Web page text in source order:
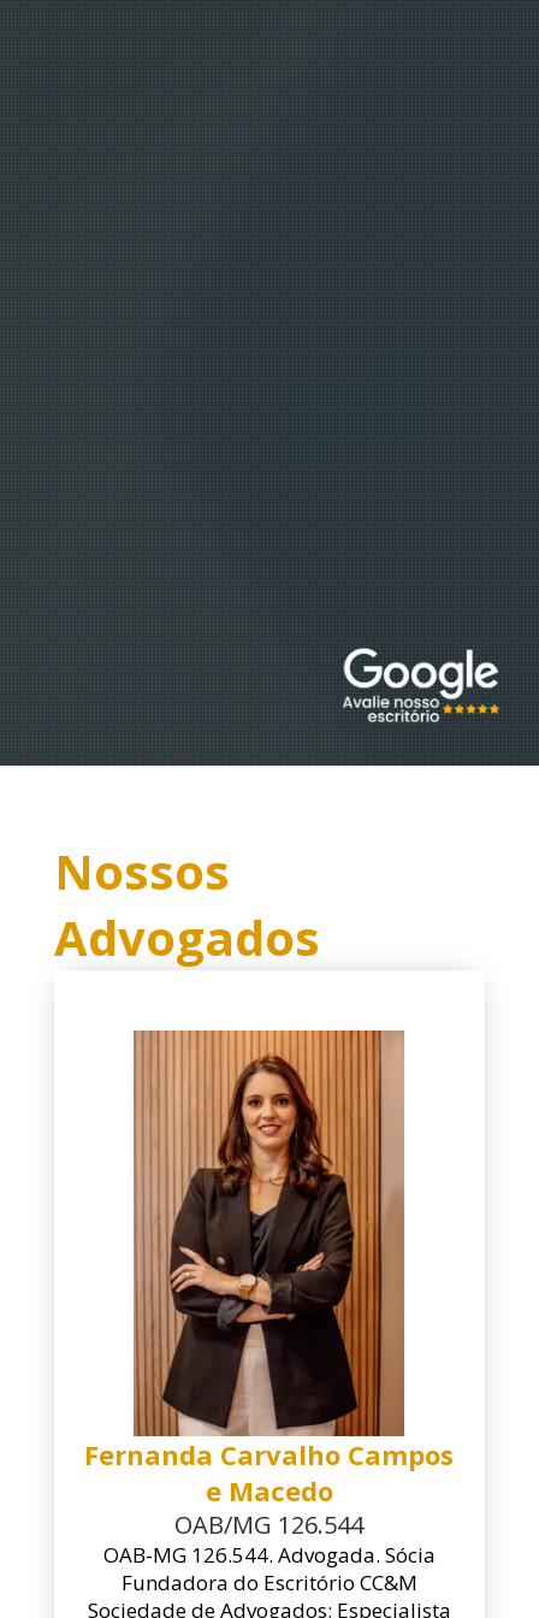
Nossos
Advogados
Fernanda Carvalho Campos
e Macedo
OAB/MG 126.544
OAB-MG 126.544. Advogada. Sócia
Fundadora do Escritório CC&M
Sociedade de Advogados; Especialista